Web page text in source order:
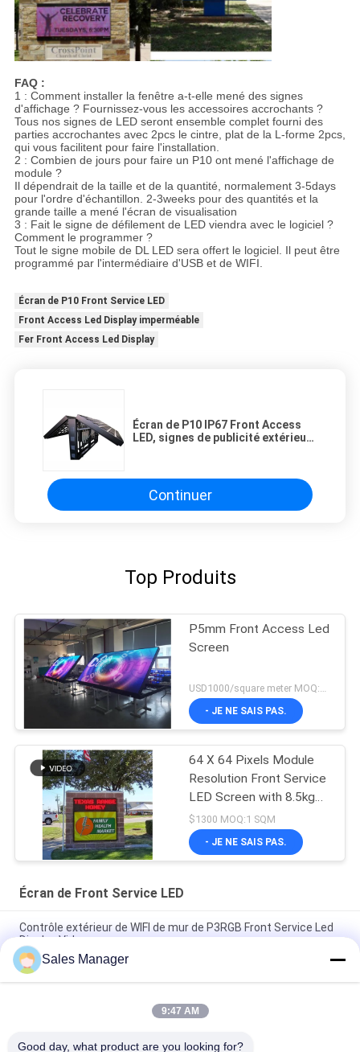
FAQ :
1 : Comment installer la fenêtre a-t-elle mené des signes
d'affichage ? Fournissez-vous les accessoires accrochants ?
Tous nos signes de LED seront ensemble complet fourni des
parties accrochantes avec 2pcs le cintre, plat de la L-forme 2pcs,
qui vous facilitent pour faire l'installation.
2 : Combien de jours pour faire un P10 ont mené l'affichage de
module ?
Il dépendrait de la taille et de la quantité, normalement 3-5days
pour l'ordre d'échantillon. 2-3weeks pour des quantités et la
grande taille a mené l'écran de visualisation
3 : Fait le signe de défilement de LED viendra avec le logiciel ?
Comment le programmer ?
Tout le signe mobile de DL LED sera offert le logiciel. Il peut être
programmé par l'intermédiaire d'USB et de WIFI.
Écran de P10 Front Service LED
Front Access Led Display imperméable
Fer Front Access Led Display
Écran de P10 IP67 Front Access
LED, signes de publicité extérieurs
Continuer
Top Produits
P5mm Front Access Led
Screen
USD1000/square meter MOQ:1PC
- JE NE SAIS PAS.
64 X 64 Pixels Module
Resolution Front Service
LED Screen with 8.5kg
Cabinet Weight and WIFI
Program Update
$1300 MOQ:1 SQM
- JE NE SAIS PAS.
Écran de Front Service LED
Contrôle extérieur de WIFI de mur de P3RGB Front Service Led
Display Video
Écran extérieur d'IP65 Front Service LED pour la
représentation de côtés de l'église deux
Le double extérieur d'affichage à LED de P3 P4 P5 P8 4000cd
Sales Manager
9:47 AM
Good day, what product are you looking for?